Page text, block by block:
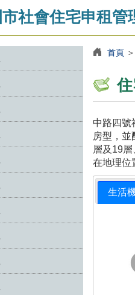
社會住宅申租管
首頁＞
中路四號
房型，並
層及19層
在地理位
生活